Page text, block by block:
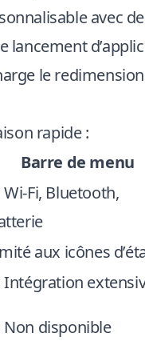
avec
lancement
le
rapide :
Barre de menu
Fi, Bluetooth,
aux icônes
disponible